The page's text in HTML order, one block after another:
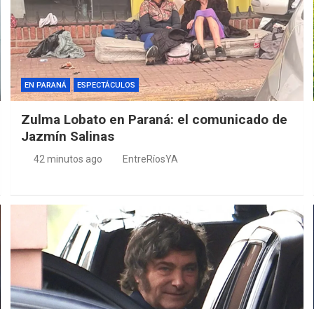
EN PARANÁ ESPECTÁCULOS
Zulma Lobato en Paraná: el comunicado de
Jazmín Salinas
42 minutos ago EntreRíosYA